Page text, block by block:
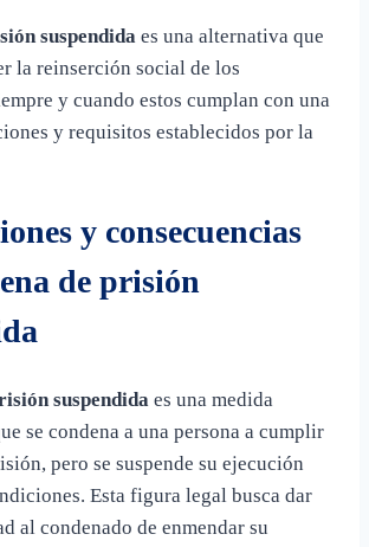
suspendida es una alternativa que
la reinserción social de los
y cuando estos cumplan con una
y requisitos establecidos por la
y consecuencias
de prisión
suspendida es una medida
se condena a una persona a cumplir
pero se suspende su ejecución
Esta figura legal busca dar
al condenado de enmendar su